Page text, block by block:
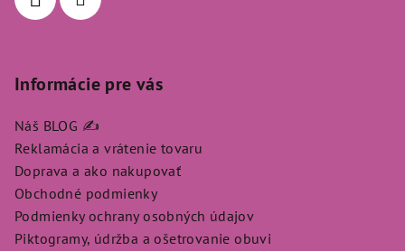
Informácie pre vás
Náš BLOG ✍️
Reklamácia a vrátenie tovaru
Doprava a ako nakupovať
Obchodné podmienky
Podmienky ochrany osobných údajov
Piktogramy, údržba a ošetrovanie obuvi